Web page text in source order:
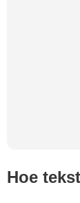
Hoe